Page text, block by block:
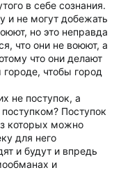
в себе сознания.
и не могут добежать
но это неправда
что они не воюют, а
что они делают
чтобы город
не поступок, а
Поступок
которых можно
для него
и будут и впредь
и